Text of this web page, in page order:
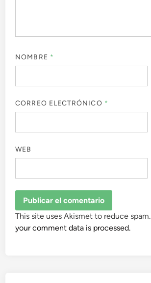
NOMBRE *
CORREO ELECTRÓNICO *
WEB
This site uses Akismet to reduce spam.
your comment data is processed.